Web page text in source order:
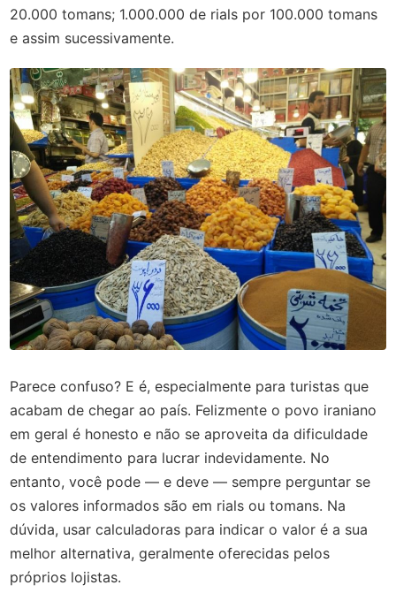
20.000 tomans; 1.000.000 de rials por 100.000 tomans
e assim sucessivamente.
Parece confuso? E é, especialmente para turistas que
acabam de chegar ao país. Felizmente o povo iraniano
em geral é honesto e não se aproveita da dificuldade
de entendimento para lucrar indevidamente. No
entanto, você pode — e deve — sempre perguntar se
os valores informados são em rials ou tomans. Na
dúvida, usar calculadoras para indicar o valor é a sua
melhor alternativa, geralmente oferecidas pelos
próprios lojistas.